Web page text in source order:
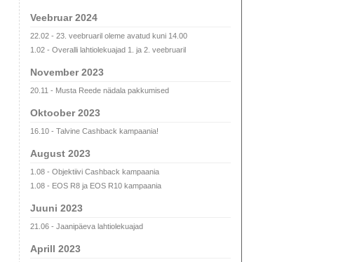
Veebruar 2024
22.02 - 23. veebruaril oleme avatud kuni 14.00
1.02 - Overalli lahtiolekuajad 1. ja 2. veebruaril
November 2023
20.11 - Musta Reede nädala pakkumised
Oktoober 2023
16.10 - Talvine Cashback kampaania!
August 2023
1.08 - Objektiivi Cashback kampaania
1.08 - EOS R8 ja EOS R10 kampaania
Juuni 2023
21.06 - Jaanipäeva lahtiolekuajad
Aprill 2023